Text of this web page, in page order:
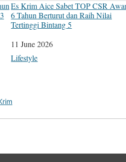
Es Krim Aice Sabet TOP CSR
6 Tahun Berturut dan Raih Nilai
Tertinggi Bintang 5
Date
11 June 2026
In relation to
Lifestyle